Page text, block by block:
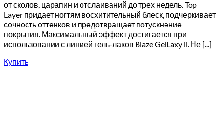
от сколов, царапин и отслаиваний до трех недель. Top
Layer придает ногтям восхитительный блеск, подчеркивает
сочность оттенков и предотвращает потускнение
покрытия. Максимальный эффект достигается при
использовании с линией гель-лаков Blaze GelLaxy ii. Не [...]
Купить